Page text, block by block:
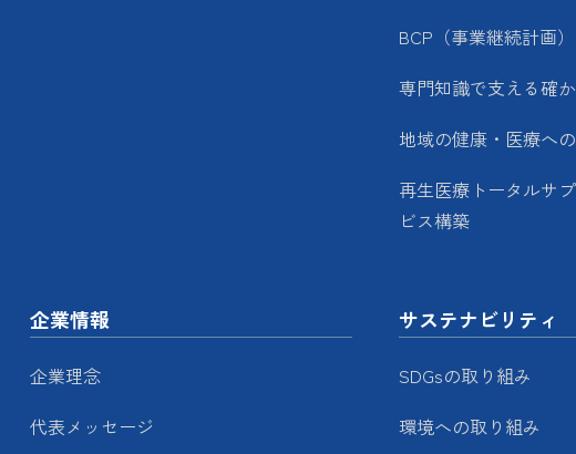
BCP（事業継続計画）
専門知識で支える確
地域の健康・医療へ
再生医療トータルサ
ビス構築
企業情報
企業理念
代表メッセージ
サステナビリティ
SDGsの取り組み
環境への取り組み